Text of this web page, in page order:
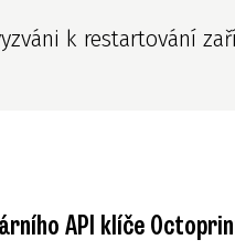
k restartování
API klíče